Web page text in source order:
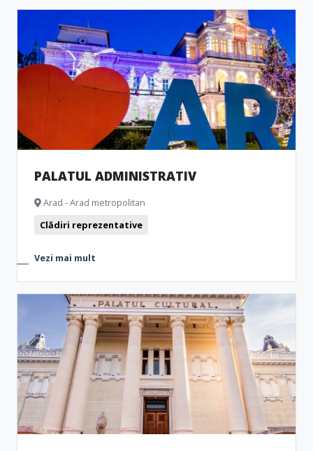
PALATUL ADMINISTRATIV
Arad - Arad metropolitan
Clădiri reprezentative
Vezi mai mult